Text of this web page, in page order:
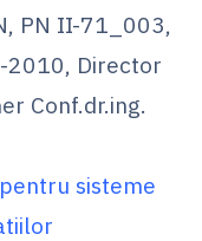
PN II-71_003,
2010, Director
Conf.dr.ing.
sisteme